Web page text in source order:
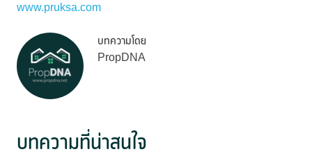
www.pruksa.com
บทความโดย
PropDNA
บทความที่น่าสนใจ